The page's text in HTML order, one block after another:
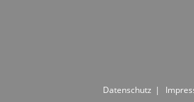
Datenschutz